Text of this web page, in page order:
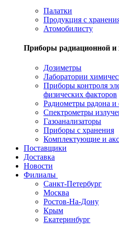
Палатки
Продукция с
Атомобилисту
Приборы радиационной и
Дозиметры
Лаборатории
Приборы контроля
физических факторов
Радиометры радона
Спектрометры
Газоанализаторы
Приборы с хранения
Комплектующие и
Поставщики
Доставка
Новости
Филиалы
Санкт-Петербург
Москва
Ростов-На-Дону
Крым
Екатеринбург